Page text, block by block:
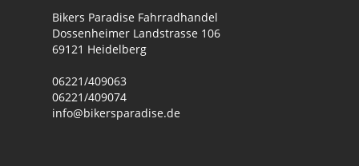
Bikers Paradise Fahrradhandel
Dossenheimer Landstrasse 106
69121 Heidelberg
06221/409063
06221/409074
info@bikersparadise.de